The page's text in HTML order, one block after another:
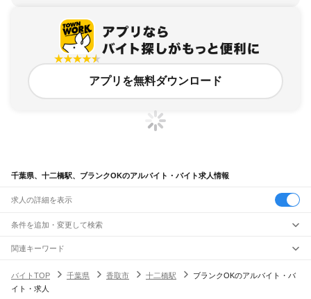
アプリを無料ダウンロード
千葉県、十二橋駅、ブランクOKのアルバイト・バイト求人情報
求人の詳細を表示
条件を追加・変更して検索
市区町村を追加・変更
千葉県すべて
千葉市
駅を追加・変更
職種を追加・変更
関連キーワード
バイトTOP
千葉県 香取市 十二橋駅
ブランクOKのアルバイト・バ
イト・求人